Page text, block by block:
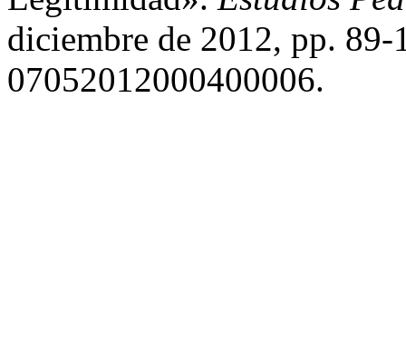
diciembre de 2012, pp.
07052012000400006.